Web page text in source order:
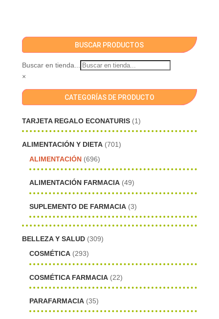
BUSCAR PRODUCTOS
Buscar en tienda...
×
CATEGORÍAS DE PRODUCTO
TARJETA REGALO ECONATURIS (1)
ALIMENTACIÓN Y DIETA (701)
ALIMENTACIÓN (696)
ALIMENTACIÓN FARMACIA (49)
SUPLEMENTO DE FARMACIA (3)
BELLEZA Y SALUD (309)
COSMÉTICA (293)
COSMÉTICA FARMACIA (22)
PARAFARMACIA (35)